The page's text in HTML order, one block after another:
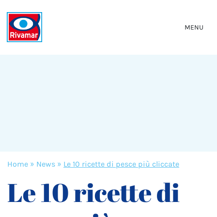
MENU
Home » News » Le 10 ricette di pesce più cliccate
Le 10 ricette di